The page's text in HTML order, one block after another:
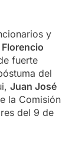
y
fuerte
del
Juan José
la Comisión
del 9 de